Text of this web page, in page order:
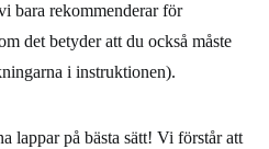
bara rekommenderar för
det betyder att du också måste
i instruktionen).
lappar på bästa sätt! Vi förstår att